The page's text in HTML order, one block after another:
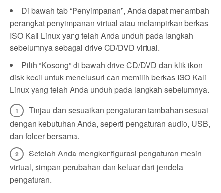
Di bawah tab “Penyimpanan”, Anda dapat menambah
perangkat penyimpanan virtual atau melampirkan berkas
ISO Kali Linux yang telah Anda unduh pada langkah
sebelumnya sebagai drive CD/DVD virtual.
Pilih “Kosong” di bawah drive CD/DVD dan klik ikon
disk kecil untuk menelusuri dan memilih berkas ISO Kali
Linux yang telah Anda unduh pada langkah sebelumnya.
Tinjau dan sesuaikan pengaturan tambahan sesuai
dengan kebutuhan Anda, seperti pengaturan audio, USB,
dan folder bersama.
Setelah Anda mengkonfigurasi pengaturan mesin
virtual, simpan perubahan dan keluar dari jendela
pengaturan.